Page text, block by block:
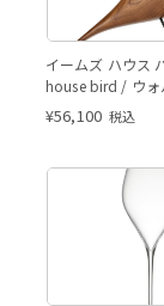
イームズ ハウス
house bird / ウォ
¥56,100 税込